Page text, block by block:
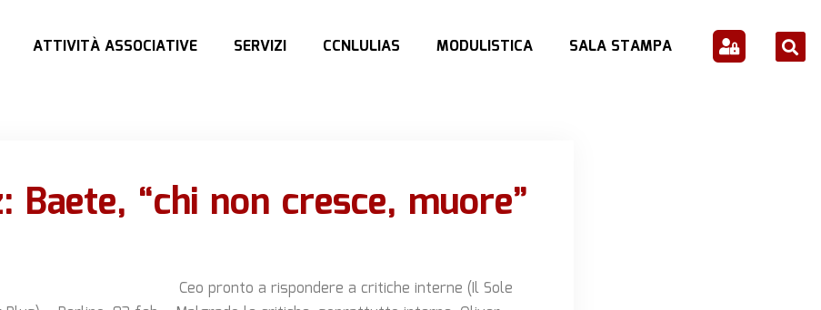
ATTIVITÀ ASSOCIATIVE SERVIZI CCNLULIAS MODULISTICA SALA STAMPA
Baete, “chi non cresce, muore”
Ceo pronto a rispondere a critiche interne (Il Sole